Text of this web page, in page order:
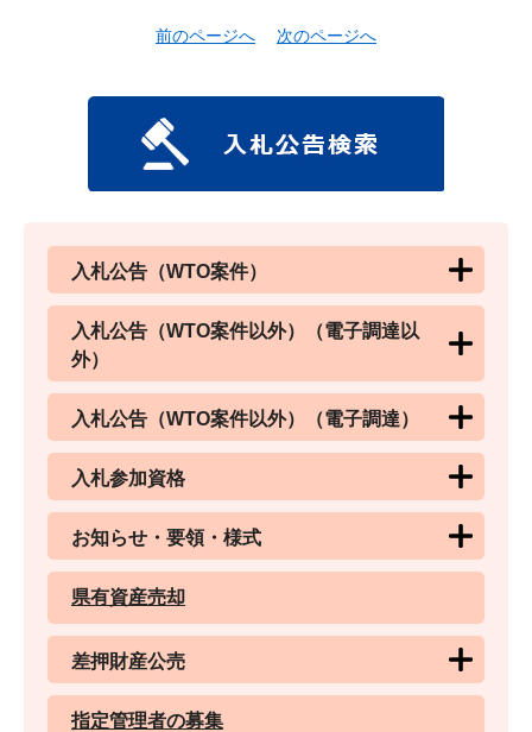
前のページへ 次のページへ
入札公告（WTO案件）
入札公告（WTO案件以外）（電子調達以
外）
入札公告（WTO案件以外）（電子調達）
入札参加資格
お知らせ・要領・様式
県有資産売却
差押財産公売
指定管理者の募集